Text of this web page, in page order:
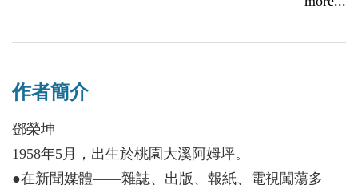
車、〈三把彎刀〉中機智的勇者、〈愛捉弄人的男
良的女孩、〈南瓜島〉中無憂無慮的大島主……，透
過作者樸實的文字，角色活靈活現，故事情節幽默並
富有教育意義。
作者簡介
鄧榮坤
1958年5月，出生於桃園大溪阿姆坪。
●在新聞媒體——雜誌、出版、報紙、電視闖蕩多